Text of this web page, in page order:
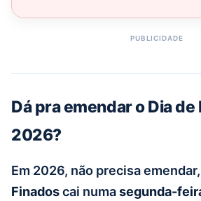
Dá pra emendar o Dia de
2026?
Em 2026, não precisa
Finadoscai numasegunda-